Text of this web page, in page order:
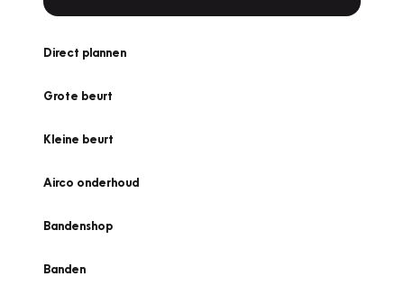
Direct plannen
Grote beurt
Kleine beurt
Airco onderhoud
Bandenshop
Banden